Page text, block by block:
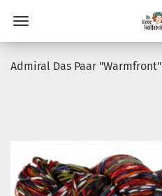
Admiral Das Paar "Warmfront"